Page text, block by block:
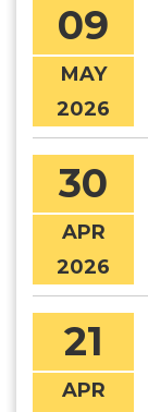
09
MAY
2026
30
APR
2026
21
APR